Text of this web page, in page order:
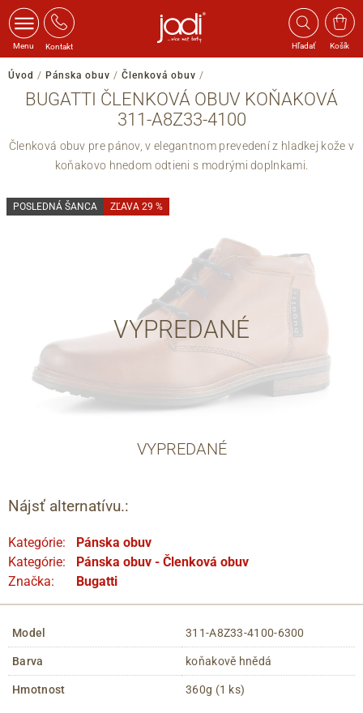
Menu Kontakt Hľadať Košík
Úvod / Pánska obuv / Členková obuv /
BUGATTI ČLENKOVÁ OBUV KOŇAKOVÁ
311-A8Z33-4100
Členková obuv pre pánov, v elegantnom prevedení z hladkej kože v
koňakovo hnedom odtieni s modrými doplnkami.
VYPREDANÉ
POSLEDNÁ ŠANCA ZĽAVA 29 %
VYPREDANÉ
Nájsť alternatívu.:
Kategórie:
Pánska obuv
Kategórie:
Pánska obuv - Členková obuv
Značka:
Bugatti
Model 311-A8Z33-4100-6300
Barva koňakově hnědá
Hmotnost 360g (1 ks)